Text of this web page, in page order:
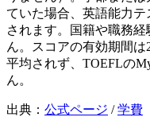
ていた場合、英語能力テ
されます。国籍や職務
ん。スコアの有効期間
平均されず、TOEFLの
ん。
出典： 公式ページ /学費